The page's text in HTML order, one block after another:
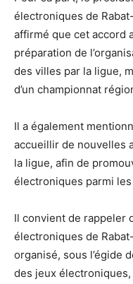
électroniques de
affirmé que cet accord
préparation de
des villes par la ligue,
d’un championnat
Il a également
accueillir de nouvelles
la ligue, afin de
électroniques parmi
Il convient de rappeler
électroniques de
organisé, sous l’égide
des jeux électroniques,